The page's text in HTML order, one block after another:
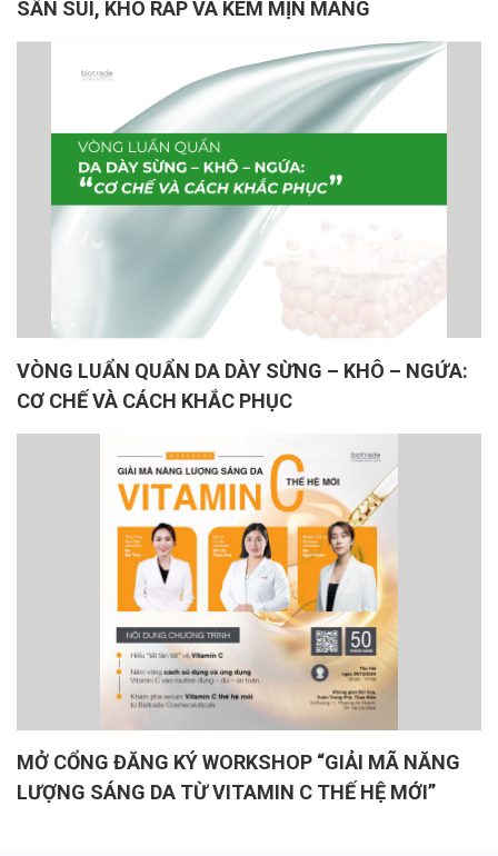
SẦN SÙI, KHÔ RÁP VÀ KÉM MỊN MÀNG
VÒNG LUẨN QUẨN DA DÀY SỪNG – KHÔ – NGỨA:
CƠ CHẾ VÀ CÁCH KHẮC PHỤC
MỞ CỔNG ĐĂNG KÝ WORKSHOP “GIẢI MÃ NĂNG
LƯỢNG SÁNG DA TỪ VITAMIN C THẾ HỆ MỚI”